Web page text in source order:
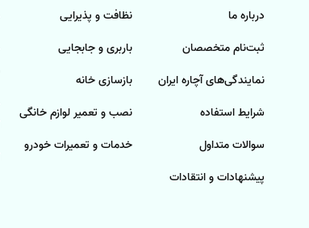
درباره ما
ثبت‌نام متخصصان
نمایندگی‌های آچاره ایران
شرایط استفاده
سوالات متداول
پیشنهادات و انتقادات
نظافت و پذیرایی
باربری و جابجایی
بازسازی خانه
نصب و تعمیر لوازم خانگی
خدمات و تعمیرات خودرو